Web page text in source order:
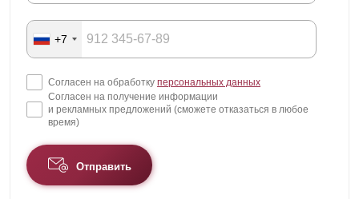
+7
Согласен на обработку персональных данных
Согласен на получение информации
и рекламных предложений (сможете отказаться в любое
время)
Отправить